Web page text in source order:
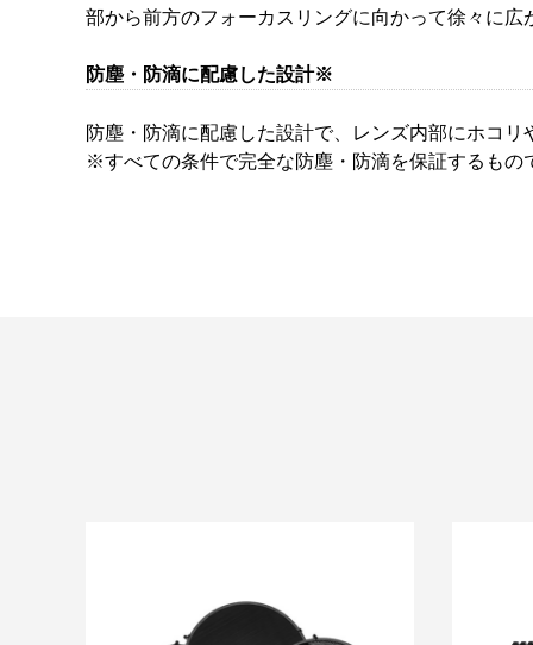
部から前方のフォーカスリングに向かって徐々に
防塵・防滴に配慮した設計※
防塵・防滴に配慮した設計で、レンズ内部にホコ
※すべての条件で完全な防塵・防滴を保証するもの